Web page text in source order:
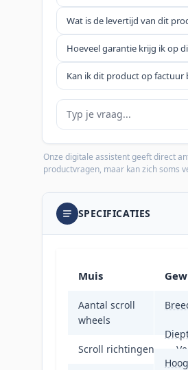
Wat is de levertijd van dit
Hoeveel garantie krijg ik op
Kan ik dit product op factuur
Je vraag
Onze digitale assistent geeft direct
productvragen, maar kan zich soms
SPECIFICATIES
Muis
Aantal scroll
wheels
1
Scroll richtingen